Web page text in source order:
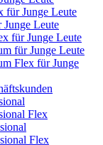
für Junge Leute
Leute
für Junge Leute
für Junge Leute
Flex für Junge
Flex
Flex